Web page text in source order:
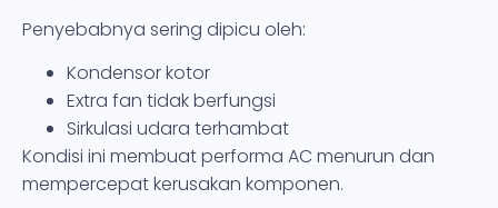
Penyebabnya sering dipicu oleh:
Kondensor kotor
Extra fan tidak berfungsi
Sirkulasi udara terhambat
Kondisi ini membuat performa AC menurun dan
mempercepat kerusakan komponen.